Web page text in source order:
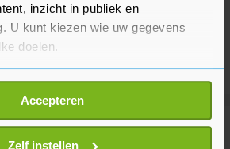
inzicht in publiek en
U kunt kiezen wie uw gegevens
doelen.
we ook graag:
over uw geografische
paar meter nauwkeurig kan zijn
identificeren door het actief te
Accepteren
Zelf instellen